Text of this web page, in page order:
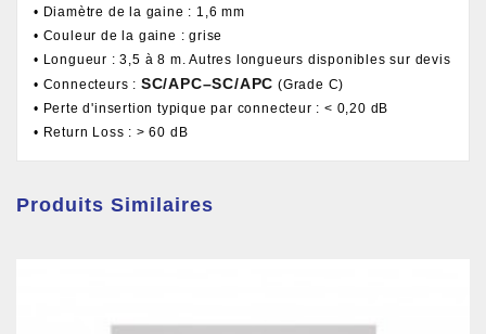
• Diamètre de la gaine : 1,6 mm
• Couleur de la gaine : grise
• Longueur : 3,5 à 8 m. Autres longueurs disponibles sur devis
• Connecteurs : SC/APC–SC/APC (Grade C)
• Perte d'insertion typique par connecteur : < 0,20 dB
• Return Loss : > 60 dB
Produits Similaires